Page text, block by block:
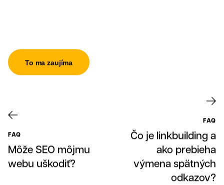
To ma zaujíma
FAQ
Môže SEO môjmu
webu uškodiť?
FAQ
Čo je linkbuilding a
ako prebieha
výmena spätných
odkazov?